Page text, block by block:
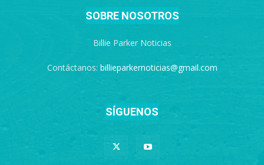
SOBRE NOSOTROS
Billie Parker Noticias
Contáctanos: billieparkernoticias@gmail.com
SÍGUENOS